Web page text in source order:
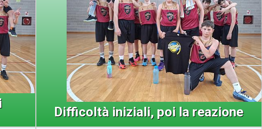
Difficoltà iniziali, poi la reazione